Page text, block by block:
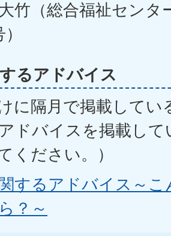
竹（総合福祉センタ
るアドバイス
に隔月で掲載してい
ドバイスを掲載し
ください。）
するアドバイス～
？～